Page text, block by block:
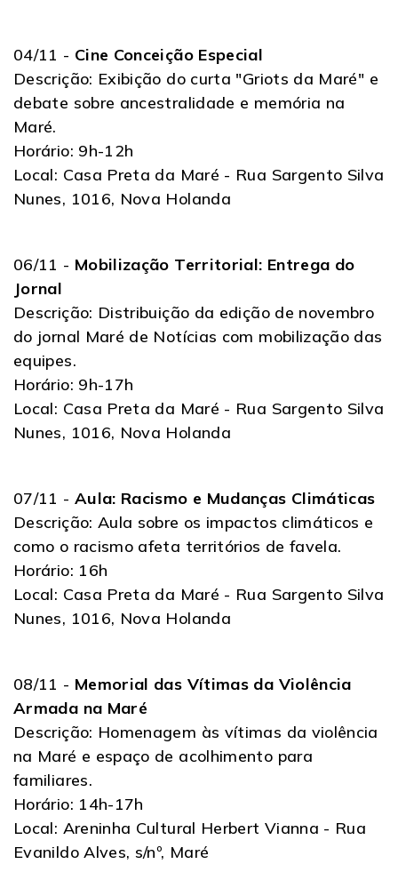
04/11 - Cine Conceição Especial
Descrição: Exibição do curta "Griots da Maré" e
debate sobre ancestralidade e memória na
Maré.
Horário: 9h-12h
Local: Casa Preta da Maré - Rua Sargento Silva
Nunes, 1016, Nova Holanda
06/11 - Mobilização Territorial: Entrega do
Jornal
Descrição: Distribuição da edição de novembro
do jornal Maré de Notícias com mobilização das
equipes.
Horário: 9h-17h
Local: Casa Preta da Maré - Rua Sargento Silva
Nunes, 1016, Nova Holanda
07/11 - Aula: Racismo e Mudanças Climáticas
Descrição: Aula sobre os impactos climáticos e
como o racismo afeta territórios de favela.
Horário: 16h
Local: Casa Preta da Maré - Rua Sargento Silva
Nunes, 1016, Nova Holanda
08/11 - Memorial das Vítimas da Violência
Armada na Maré
Descrição: Homenagem às vítimas da violência
na Maré e espaço de acolhimento para
familiares.
Horário: 14h-17h
Local: Areninha Cultural Herbert Vianna - Rua
Evanildo Alves, s/nº, Maré